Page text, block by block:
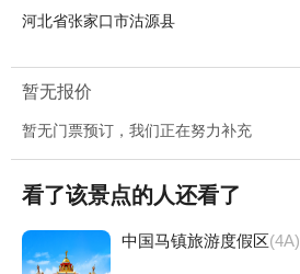
河北省张家口市沽源县
暂无报价
暂无门票预订，我们正在努力补充
看了该景点的人还看了
中国马镇旅游度假区(4A)